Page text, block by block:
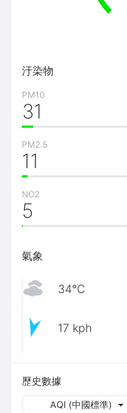
汙染物
PM10
31
PM2.5
11
NO2
5
氣象
34℃
17 kph
歷史數據
AQI (中國標準)